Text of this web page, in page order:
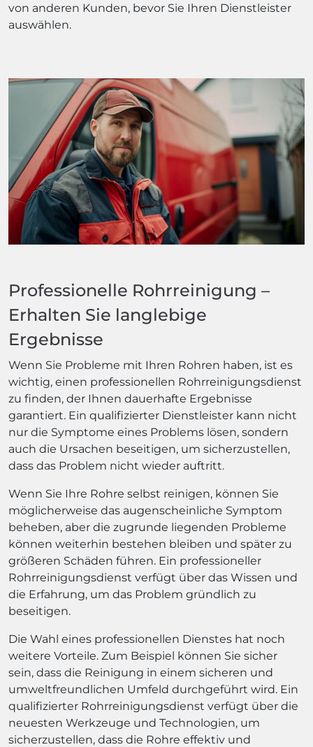
von anderen Kunden, bevor Sie Ihren Dienstleister
auswählen.
Professionelle Rohrreinigung –
Erhalten Sie langlebige
Ergebnisse
Wenn Sie Probleme mit Ihren Rohren haben, ist es
wichtig, einen professionellen Rohrreinigungsdienst
zu finden, der Ihnen dauerhafte Ergebnisse
garantiert. Ein qualifizierter Dienstleister kann nicht
nur die Symptome eines Problems lösen, sondern
auch die Ursachen beseitigen, um sicherzustellen,
dass das Problem nicht wieder auftritt.
Wenn Sie Ihre Rohre selbst reinigen, können Sie
möglicherweise das augenscheinliche Symptom
beheben, aber die zugrunde liegenden Probleme
können weiterhin bestehen bleiben und später zu
größeren Schäden führen. Ein professioneller
Rohrreinigungsdienst verfügt über das Wissen und
die Erfahrung, um das Problem gründlich zu
beseitigen.
Die Wahl eines professionellen Dienstes hat noch
weitere Vorteile. Zum Beispiel können Sie sicher
sein, dass die Reinigung in einem sicheren und
umweltfreundlichen Umfeld durchgeführt wird. Ein
qualifizierter Rohrreinigungsdienst verfügt über die
neuesten Werkzeuge und Technologien, um
sicherzustellen, dass die Rohre effektiv und